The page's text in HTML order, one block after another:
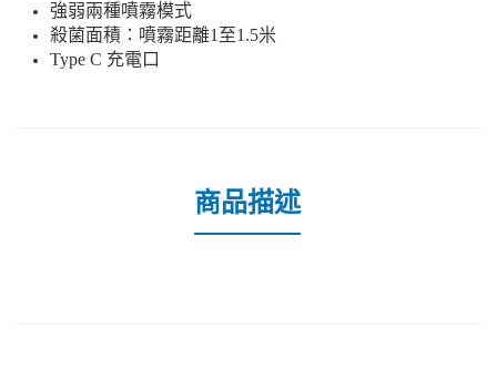
強弱兩種噴霧模式
殺菌面積：噴霧距離1至1.5米
Type C 充電口
商品描述